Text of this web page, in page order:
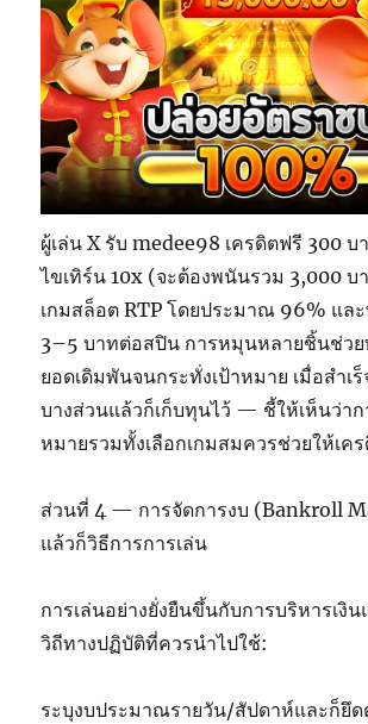
ผู้เล่น X รับ medee98 เครดิตฟรี 300 บ
ไขเทิร์น 10x (จะต้องพนันรวม 3,000 บ
เกมสล็อต RTP โดยประมาณ 96% แล
3–5 บาทต่อสปิน การหมุนหลายชิ้นช่วย
ยอดเดิมพันจนกระทั่งเป้าหมาย เมื่อสำเ
บางส่วนแล้วก็เก็บทุนไว้ — ชี้ให้เห็นว่าก
หมายรวมทั้งเลือกเกมสมควรช่วยให้เค
ส่วนที่ 4 — การจัดการงบ (Bankroll
แล้วก็วิธีการการเล่น
การเล่นอย่างยั่งยืนขึ้นกับการบริหารเงิ
วิถีทางปฏิบัติที่ควรนำไปใช้:
ระบุงบประมาณรายวัน/สัปดาห์และก็ยึด